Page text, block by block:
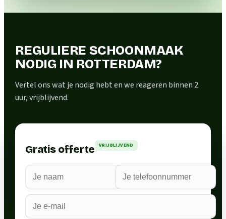
REGULIERE SCHOONMAAK
NODIG IN ROTTERDAM?
Vertel ons wat je nodig hebt en we reageren binnen 2
uur, vrijblijvend.
Gratis offerte VRIJBLIJVEND